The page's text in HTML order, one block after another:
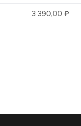
3 390,00 ₽